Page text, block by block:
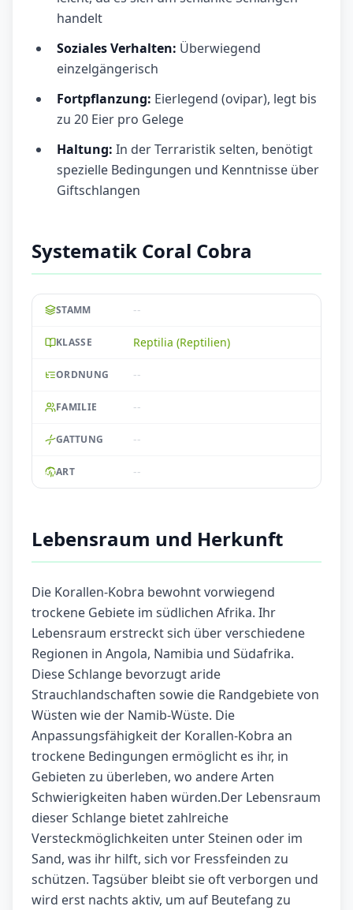
handelt
Soziales Verhalten: Überwiegend
einzelgängerisch
Fortpflanzung: Eierlegend (ovipar), legt bis
zu 20 Eier pro Gelege
Haltung: In der Terraristik selten, benötigt
spezielle Bedingungen und Kenntnisse über
Giftschlangen
Systematik Coral Cobra
STAMM --
KLASSE Reptilia (Reptilien)
ORDNUNG --
FAMILIE --
GATTUNG --
ART --
Lebensraum und Herkunft
Die Korallen-Kobra bewohnt vorwiegend
trockene Gebiete im südlichen Afrika. Ihr
Lebensraum erstreckt sich über verschiedene
Regionen in Angola, Namibia und Südafrika.
Diese Schlange bevorzugt aride
Strauchlandschaften sowie die Randgebiete von
Wüsten wie der Namib-Wüste. Die
Anpassungsfähigkeit der Korallen-Kobra an
trockene Bedingungen ermöglicht es ihr, in
Gebieten zu überleben, wo andere Arten
Schwierigkeiten haben würden.Der Lebensraum
dieser Schlange bietet zahlreiche
Versteckmöglichkeiten unter Steinen oder im
Sand, was ihr hilft, sich vor Fressfeinden zu
schützen. Tagsüber bleibt sie oft verborgen und
wird erst nachts aktiv, um auf Beutefang zu